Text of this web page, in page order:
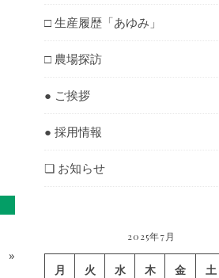
»
□ 生産履歴「あゆみ」
□ 農場探訪
● ご挨拶
● 採用情報
❏ お知らせ
2025年7月
月 火 水 木 金 土